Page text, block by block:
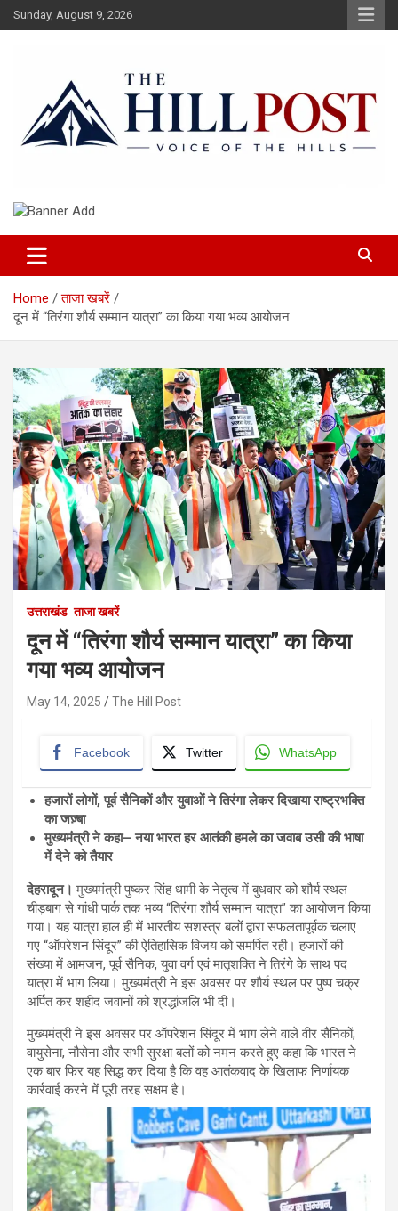
Skip
to
Sunday, August 9, 2026
The Hillpost
Home
ताजा खबरें
दून में “तिरंगा शौर्य सम्मान यात्रा” का किया गया भव्य आयोजन
उत्तराखंड ताजा खबरें
दून में “तिरंगा शौर्य सम्मान यात्रा” का किया
गया भव्य आयोजन
May 14, 2025 The Hill Post
Facebook Twitter WhatsApp
हजारों लोगों, पूर्व सैनिकों और युवाओं ने तिरंगा लेकर दिखाया राष्ट्रभक्ति
का जज़्बा
मुख्यमंत्री ने कहा– नया भारत हर आतंकी हमले का जवाब उसी की भाषा
में देने को तैयार
देहरादून। मुख्यमंत्री पुष्कर सिंह धामी के नेतृत्व में बुधवार को शौर्य स्थल
चीड़बाग से गांधी पार्क तक भव्य “तिरंगा शौर्य सम्मान यात्रा” का आयोजन किया
गया। यह यात्रा हाल ही में भारतीय सशस्त्र बलों द्वारा सफलतापूर्वक चलाए
गए “ऑपरेशन सिंदूर” की ऐतिहासिक विजय को समर्पित रही। हजारों की
संख्या में आमजन, पूर्व सैनिक, युवा वर्ग एवं मातृशक्ति ने तिरंगे के साथ पद
यात्रा में भाग लिया। मुख्यमंत्री ने इस अवसर पर शौर्य स्थल पर पुष्प चक्र
अर्पित कर शहीद जवानों को श्रद्धांजलि भी दी।
मुख्यमंत्री ने इस अवसर पर ऑपरेशन सिंदूर में भाग लेने वाले वीर सैनिकों,
वायुसेना, नौसेना और सभी सुरक्षा बलों को नमन करते हुए कहा कि भारत ने
एक बार फिर यह सिद्ध कर दिया है कि वह आतंकवाद के खिलाफ निर्णायक
कार्रवाई करने में पूरी तरह सक्षम है।